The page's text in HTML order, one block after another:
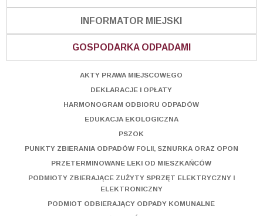
INFORMATOR MIEJSKI
GOSPODARKA ODPADAMI
AKTY PRAWA MIEJSCOWEGO
DEKLARACJE I OPŁATY
HARMONOGRAM ODBIORU ODPADÓW
EDUKACJA EKOLOGICZNA
PSZOK
PUNKTY ZBIERANIA ODPADÓW FOLII, SZNURKA ORAZ OPON
PRZETERMINOWANE LEKI OD MIESZKAŃCÓW
PODMIOTY ZBIERAJĄCE ZUŻYTY SPRZĘT ELEKTRYCZNY I
ELEKTRONICZNY
PODMIOT ODBIERAJĄCY ODPADY KOMUNALNE